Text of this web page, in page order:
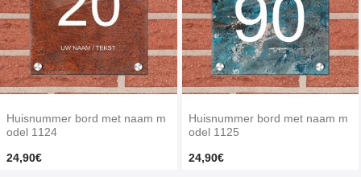
Huisnummer bord met naam m
odel 1124
24,90€
Huisnummer bord met naam m
odel 1125
24,90€